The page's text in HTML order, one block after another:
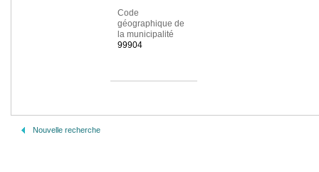
Code
géographique de
la municipalité
99904
Nouvelle recherche